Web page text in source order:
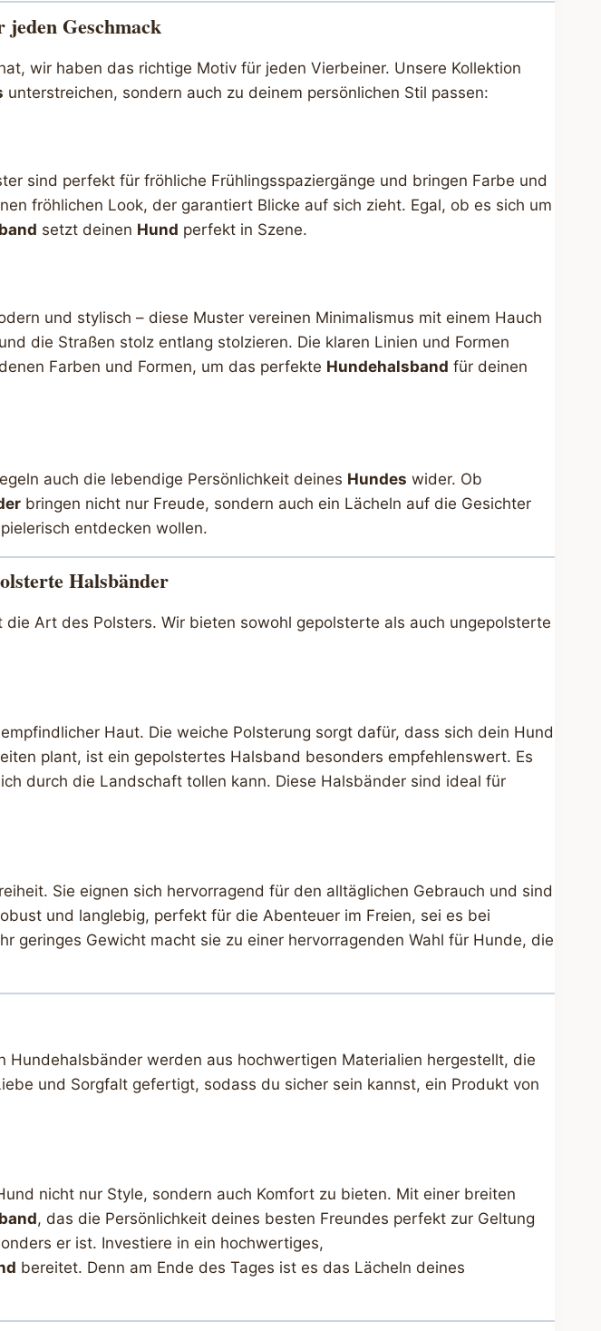
Geschmack
wir haben das richtige Motiv für jeden Vierbeiner. Unsere Kollektion
unterstreichen, sondern auch zu deinem persönlichen Stil passen:
sind perfekt für fröhliche Frühlingsspaziergänge und bringen Farbe und
fröhlichen Look, der garantiert Blicke auf sich zieht. Egal, ob es sich um
setzt deinen Hund perfekt in Szene.
und stylisch – diese Muster vereinen Minimalismus mit einem Hauch
die Straßen stolz entlang stolzieren. Die klaren Linien und Formen
Farben und Formen, um das perfekte Hundehalsband für deinen
auch die lebendige Persönlichkeit deines Hundes wider. Ob
bringen nicht nur Freude, sondern auch ein Lächeln auf die Gesichter
entdecken wollen.
Halsbänder
Art des Polsters. Wir bieten sowohl gepolsterte als auch ungepolsterte
Haut. Die weiche Polsterung sorgt dafür, dass sich dein Hund
plant, ist ein gepolstertes Halsband besonders empfehlenswert. Es
durch die Landschaft tollen kann. Diese Halsbänder sind ideal für
Sie eignen sich hervorragend für den alltäglichen Gebrauch und sind
und langlebig, perfekt für die Abenteuer im Freien, sei es bei
geringes Gewicht macht sie zu einer hervorragenden Wahl für Hunde, die
werden aus hochwertigen Materialien hergestellt, die
und Sorgfalt gefertigt, sodass du sicher sein kannst, ein Produkt von
nicht nur Style, sondern auch Komfort zu bieten. Mit einer breiten
, das die Persönlichkeit deines besten Freundes perfekt zur Geltung
er ist. Investiere in ein hochwertiges,
bereitet. Denn am Ende des Tages ist es das Lächeln deines